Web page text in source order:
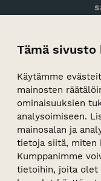
Tämä
Käytämme
mainosten
ominaisuuksien
analysoimiseen.
mainosalan ja
tietoja siitä, miten
Kumppanimme
tietoihin, joita olet